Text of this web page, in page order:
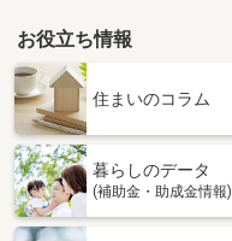
お役立ち情報
住まいのコラム
暮らしのデータ
(補助金・助成金情報)